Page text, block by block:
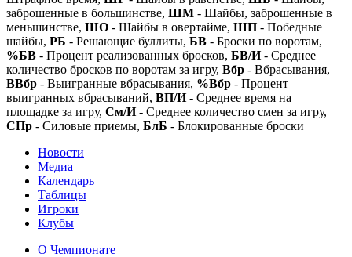
заброшенные в большинстве, ШМ - Шайбы, заброшенные в
меньшинстве, ШО - Шайбы в овертайме, ШП - Победные
шайбы, РБ - Решающие буллиты, БВ - Броски по воротам,
%БВ - Процент реализованных бросков, БВ/И- Среднее
количество бросков по воротам за игру, Вбр - Вбрасывания,
ВВбр - Выигранные вбрасывания, %Вбр - Процент
выигранных вбрасываний, ВП/И- Среднее время на
площадке за игру, См/И- Среднее количество смен за игру,
СПр - Силовые приемы, БлБ - Блокированные броски
Новости
Медиа
Календарь
Таблицы
Игроки
Клубы
О Чемпионате